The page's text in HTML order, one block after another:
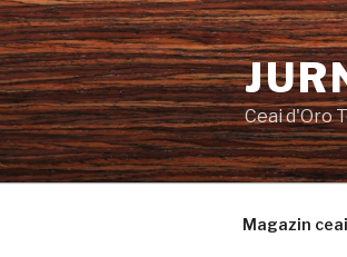
Sari
la
conținut
Ceai d'Oro
Magazin ceai